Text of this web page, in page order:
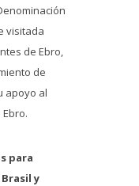
visitada
de Ebro,
de
apoyo al
para
y